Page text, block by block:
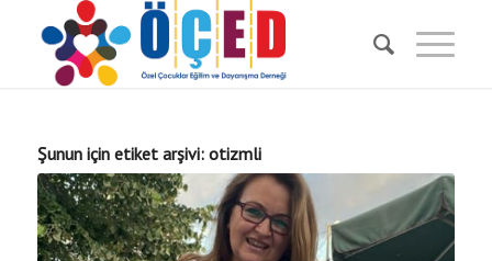
Şunun için etiket arşivi: otizmli